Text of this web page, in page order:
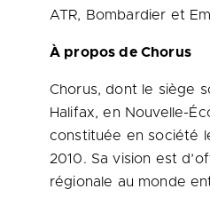
ATR, Bombardier et
À propos de Chorus
Chorus, dont le siège
Halifax, en Nouvelle-
constituée en société
2010. Sa vision est
régionale au monde